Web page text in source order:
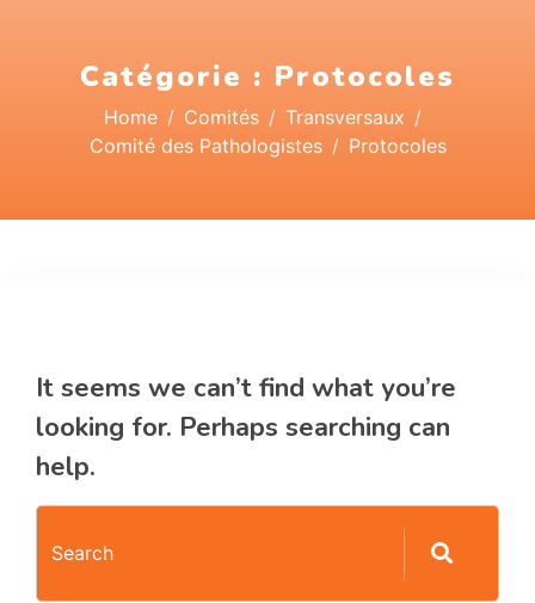
Catégorie : Protocoles
Home Comités
Transversaux
Comité des Pathologistes
Protocoles
It seems we can’t find what you’re
looking for. Perhaps searching can
help.